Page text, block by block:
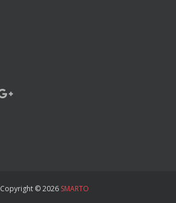
Copyright © 2026 SMARTO